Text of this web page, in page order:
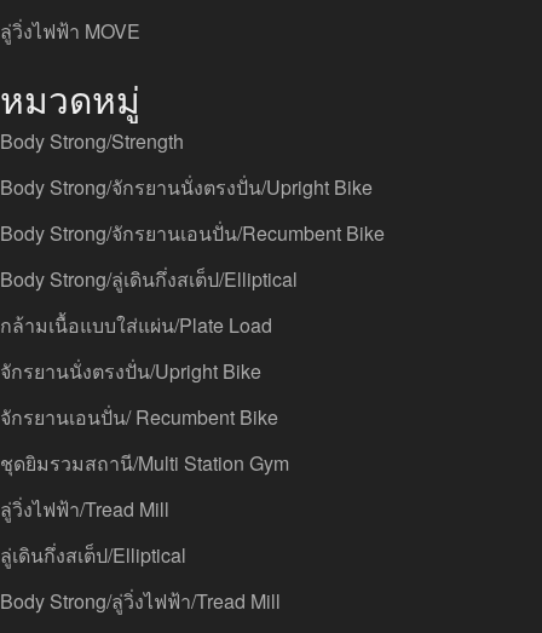
ลู่วิ่งไฟฟ้า MOVE
หมวดหมู่
Body Strong/Strength
Body Strong/จักรยานนั่งตรงปั่น/Upright Bike
Body Strong/จักรยานเอนปั่น/Recumbent Bike
Body Strong/ลู่เดินกึ่งสเต็ป/Elliptical
กล้ามเนื้อแบบใส่แผ่น/Plate Load
จักรยานนั่งตรงปั่น/Upright Bike
จักรยานเอนปั่น/ Recumbent Bike
ชุดยิมรวมสถานี/Multi Station Gym
ลู่วิ่งไฟฟ้า/Tread Mill
ลู่เดินกึ่งสเต็ป/Elliptical
ฺBody Strong/ลู่วิ่งไฟฟ้า/Tread Mill